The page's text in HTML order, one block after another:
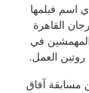
اسم فيلمها
القاهرة
المهمشين في
روتين العمل.
مسابقة آفاق